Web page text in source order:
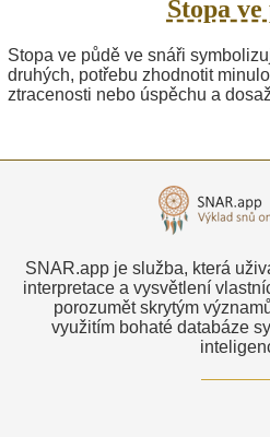
Stopa ve
Stopa ve půdě ve snáři
druhých, potřebu zhodnotit
ztracenosti nebo úspěchu a
SNAR.app je služba, která
interpretace a vysvětlení
porozumět skrytým
využitím bohaté databáze